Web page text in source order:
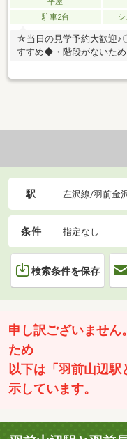
駐車2台
☆当日の見学予約大歓迎♪
すすめ◆・階段がないため
繕がしやすく長期的な維
のこと、建物のこと、住
客様にとって最適な住ま
駅 左沢線/羽前金
条件 指定なし
検索条件を保存
申し訳ございません
ため
以下は「羽前山辺駅
示しています。